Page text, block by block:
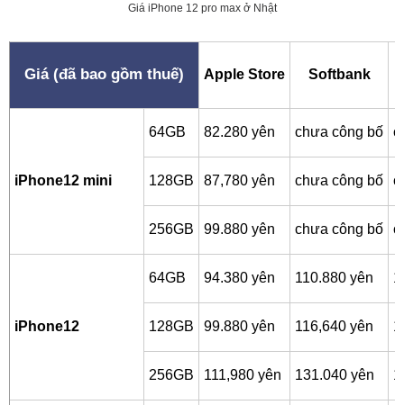
Giá iPhone 12 pro max ở Nhật
Giá (đã bao gồm thuế) Apple Store Softbank
iPhone12 mini
64GB 82.280 yên chưa công bố
128GB 87,780 yên chưa công bố
256GB 99.880 yên chưa công bố
iPhone12
64GB 94.380 yên 110.880 yên
128GB 99.880 yên 116,640 yên
256GB 111,980 yên 131.040 yên